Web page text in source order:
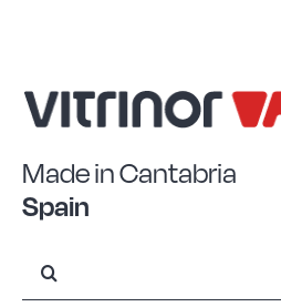
Made in Cantabria
Spain